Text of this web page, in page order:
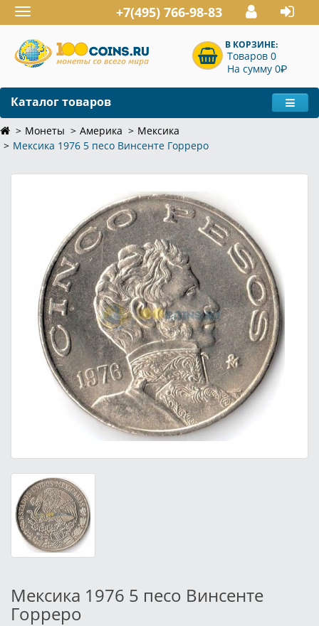
Toggle
navigation
+7(495) 766-98-83
В КОРЗИНЕ:
Товаров 0
На сумму 0P
Каталог товаров
Монеты Америка
Мексика
Мексика 1976 5 песо Винсенте Горреро
Мексика 1976 5 песо Винсенте
Горреро